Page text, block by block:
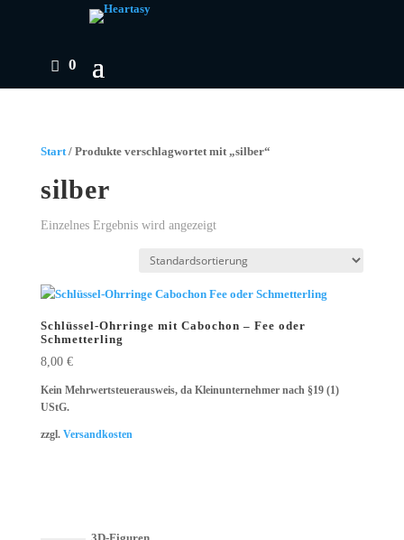
0
Start/ Produkte verschlagwortet mit „silber“
silber
Einzelnes Ergebnis wird angezeigt
Schlüssel-Ohrringe mit Cabochon – Fee oder
Schmetterling
8,00 €
Kein Mehrwertsteuerausweis, da Kleinunternehmer nach §19 (1)
UStG.
zzgl. Versandkosten